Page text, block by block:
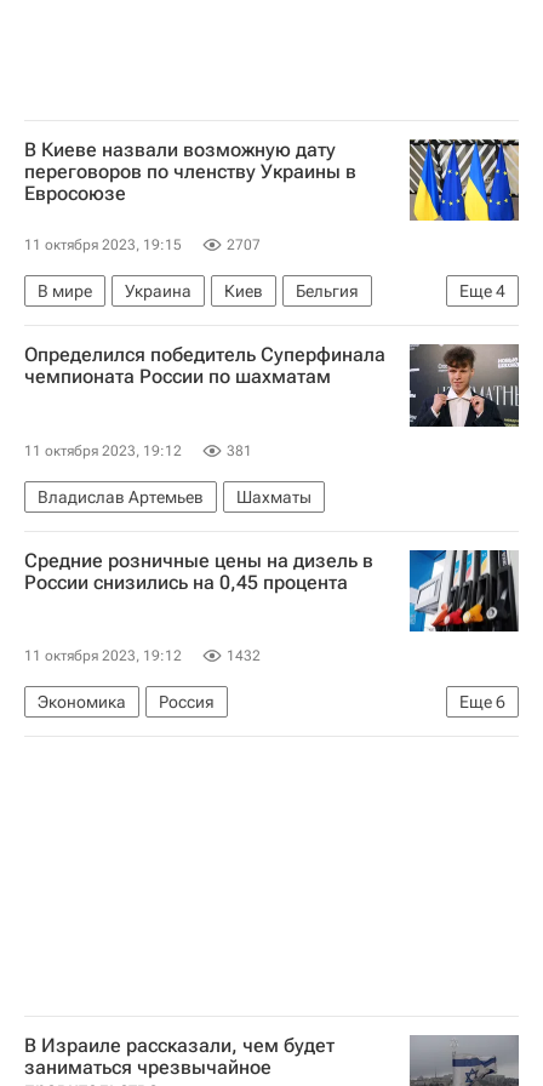
В Киеве назвали возможную дату
переговоров по членству Украины в
Евросоюзе
11 октября 2023, 19:15 2707
Еще4
В мире Украина Киев
Бельгия
Владимир Зеленский
Дмитрий Кулеба
Евросоюз
Еврокомиссия
Определился победитель Суперфинала
чемпионата России по шахматам
11 октября 2023, 19:12 381
Владислав Артемьев Шахматы
Средние розничные цены на дизель в
России снизились на 0,45 процента
11 октября 2023, 19:12 1432
Еще6
Экономика
Россия
Новосибирская область
В Израиле рассказали, чем будет
заниматься чрезвычайное